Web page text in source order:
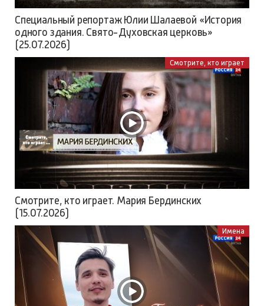
Специальный репортаж Юлии Шалаевой «История
одного здания. Свято-Духовская церковь»
(25.07.2026)
Смотрите, кто играет
Смотрите, кто играет. Мария Бердинских
(15.07.2026)
Имена